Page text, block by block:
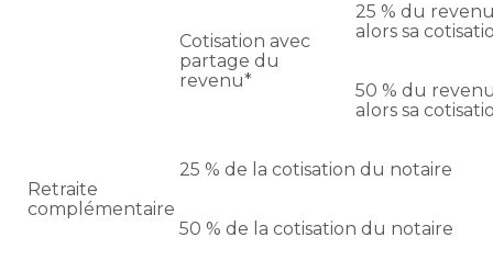
Cotisation avec
partage du
revenu*
25 % du
alors sa
50 % du
alors sa
Retraite
complémentaire
25 % de la cotisation du notaire
50 % de la cotisation du notaire